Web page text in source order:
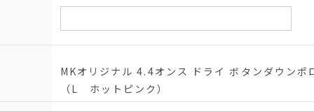
MKオリジナル 4.4オンス ドライ ボタンダウンポ
（L ホットピンク）